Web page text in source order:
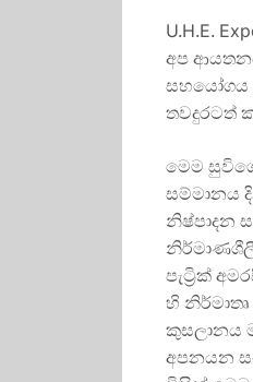
U.H.E.
අප
සහයෝගය
තවදුරටත්
මෙම
සම්මානය
නිෂ්පාදන
පැට්‍රික්
හි
කුසලානය
අපනයන